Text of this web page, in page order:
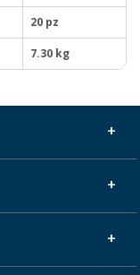
20 pz
7.30 kg
+
+
+